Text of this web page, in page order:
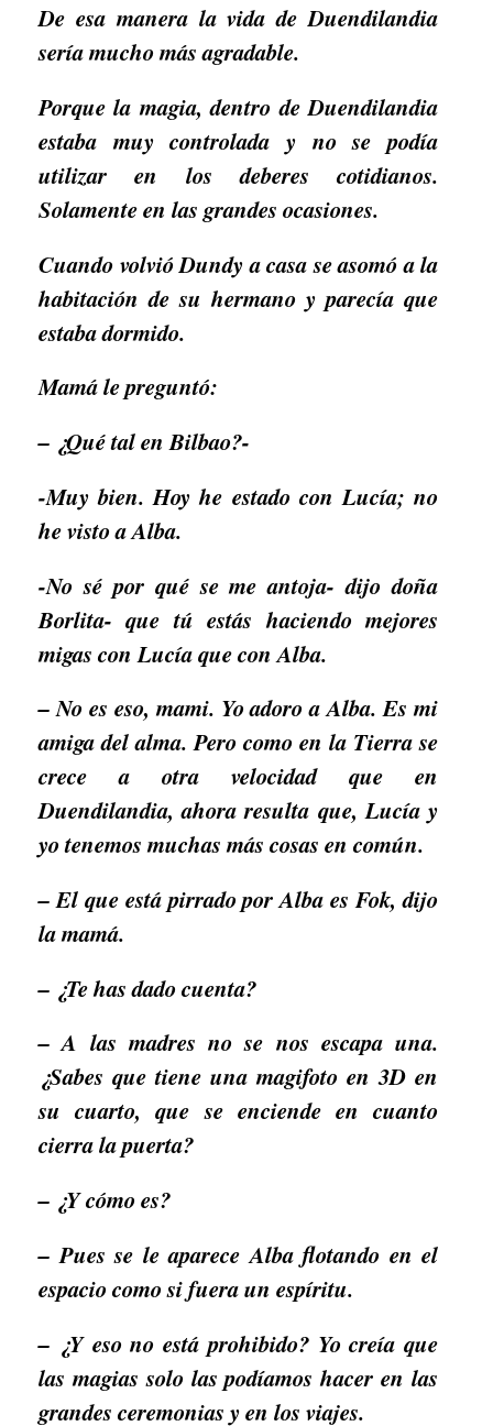
De esa manera la vida de Duendilandia
sería mucho más agradable.
Porque la magia, dentro de Duendilandia
estaba muy controlada y no se podía
utilizar en los deberes cotidianos.
Solamente en las grandes ocasiones.
Cuando volvió Dundy a casa se asomó a la
habitación de su hermano y parecía que
estaba dormido.
Mamá le preguntó:
– ¿Qué tal en Bilbao?-
-Muy bien. Hoy he estado con Lucía; no
he visto a Alba.
-No sé por qué se me antoja- dijo doña
Borlita- que tú estás haciendo mejores
migas con Lucía que con Alba.
– No es eso, mami. Yo adoro a Alba. Es mi
amiga del alma. Pero como en la Tierra se
crece a otra velocidad que en
Duendilandia, ahora resulta que, Lucía y
yo tenemos muchas más cosas en común.
– El que está pirrado por Alba es Fok, dijo
la mamá.
– ¿Te has dado cuenta?
– A las madres no se nos escapa una.
¿Sabes que tiene una magifoto en 3D en
su cuarto, que se enciende en cuanto
cierra la puerta?
– ¿Y cómo es?
– Pues se le aparece Alba flotando en el
espacio como si fuera un espíritu.
– ¿Y eso no está prohibido? Yo creía que
las magias solo las podíamos hacer en las
grandes ceremonias y en los viajes.